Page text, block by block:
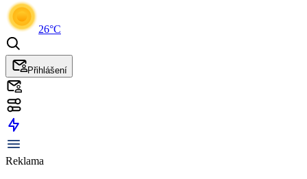
26°C
Přihlášení
Reklama